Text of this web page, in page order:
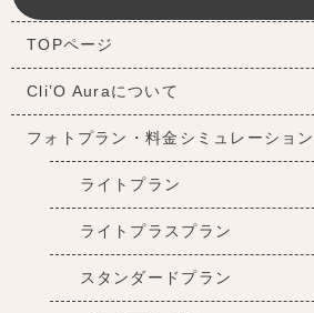
TOPページ
Cli’O Auraについて
フォトプラン・料金シミュレーション
ライトプラン
ライトプラスプラン
スタンダードプラン